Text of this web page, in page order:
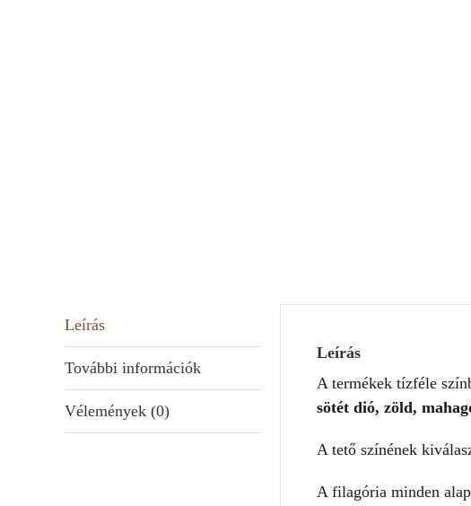
Leírás
További információk
Vélemények (0)
Leírás
A termékek tízféle
sötét dió, zöld,
A tető színének
A filagória minden